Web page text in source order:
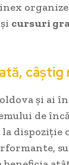
și cursuri
câștig
și ai
de
la dispoziție